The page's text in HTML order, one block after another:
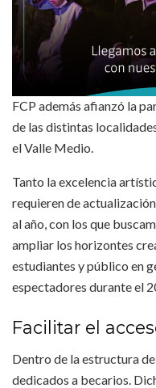
FCP además afianzó la
de las distintas
el Valle Medio.
Tanto la excelencia
requieren de
al año, con los que
ampliar los horizontes
estudiantes y público en
espectadores durante el
Facilitar el
Dentro de la estructura
dedicados a becarios.